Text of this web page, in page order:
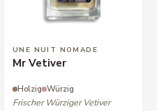
UNE NUIT NOMADE
Mr Vetiver
Holzig Würzig
Frischer Würziger Vetiver